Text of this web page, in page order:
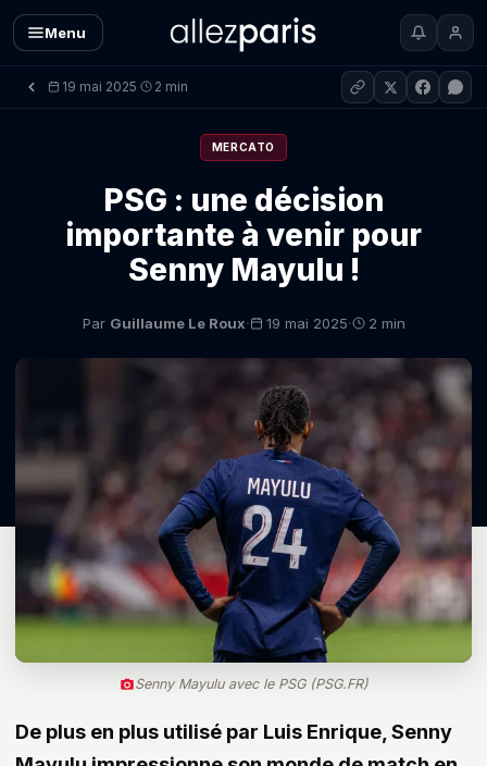
Menu
19 mai 2025· 2 min
MERCATO
PSG : une décision
importante à venir pour
Senny Mayulu !
Par Guillaume Le Roux· 19 mai 2025· 2 min
Senny Mayulu avec le PSG (PSG.FR)
De plus en plus utilisé par Luis Enrique, Senny